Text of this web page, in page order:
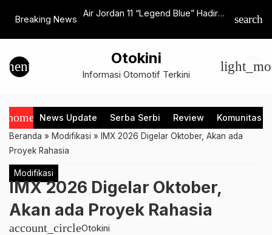
Breaking News
130 Km
Air Jordan 11 “Legend Blue” Hadir
Porsche 911 Dakar
Indonesia
search
menu Otokini
Informasi Otomotif Terkini
home News Update Serba Serbi Review Komunitas
Beranda » Modifikasi »
IMX 2026 Digelar Oktober, Akan ada
Proyek Rahasia
Modifikasi
IMX 2026 Digelar Oktober,
Akan ada Proyek Rahasia
account_circleOtokini